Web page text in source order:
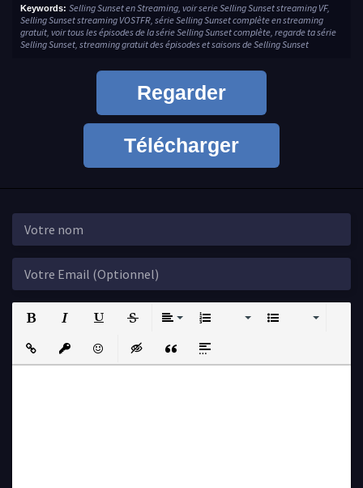
Keywords: Selling Sunset en Streaming, voir serie Selling Sunset streaming VF,
Selling Sunset streaming VOSTFR, série Selling Sunset complète en streaming
gratuit, voir tous les épisodes de la série Selling Sunset complète, regarde ta série
Selling Sunset, streaming gratuit des épisodes et saisons de Selling Sunset
Regarder
Télécharger
Strikethrough
Insert LinkInsert protected link
EmoticonsInsert hidden text
Insert QuoteInsert spoiler